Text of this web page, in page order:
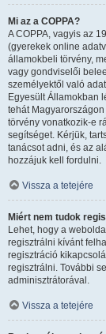
Mi az a COPPA?
A COPPA, vagyis az
(gyerekek online
államokbeli törvény,
vagy gondviselői
személyektől való
Egyesült Államokban
tehát
törvény vonatkozik-e
segítséget. Kérjük,
tanácsot adni, és az
hozzájuk kell fordulni.
Vissza a tetejére
Miért nem tudok
Lehet, hogy a
regisztrálni kívánt
regisztráció
regisztrálni. További
adminisztrátorával.
Vissza a tetejére